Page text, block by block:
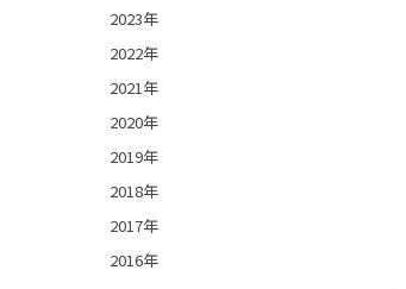
2023年
2022年
2021年
2020年
2019年
2018年
2017年
2016年